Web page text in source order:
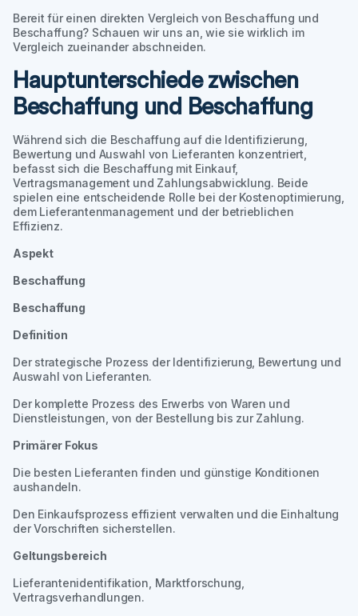
Bereit für einen direkten Vergleich von Beschaffung und
Beschaffung? Schauen wir uns an, wie sie wirklich im
Vergleich zueinander abschneiden.
Hauptunterschiede zwischen
Beschaffung und Beschaffung
Während sich die Beschaffung auf die Identifizierung,
Bewertung und Auswahl von Lieferanten konzentriert,
befasst sich die Beschaffung mit Einkauf,
Vertragsmanagement und Zahlungsabwicklung. Beide
spielen eine entscheidende Rolle bei der Kostenoptimierung,
dem Lieferantenmanagement und der betrieblichen
Effizienz.
Aspekt
Beschaffung
Beschaffung
Definition
Der strategische Prozess der Identifizierung, Bewertung und
Auswahl von Lieferanten.
Der komplette Prozess des Erwerbs von Waren und
Dienstleistungen, von der Bestellung bis zur Zahlung.
Primärer Fokus
Die besten Lieferanten finden und günstige Konditionen
aushandeln.
Den Einkaufsprozess effizient verwalten und die Einhaltung
der Vorschriften sicherstellen.
Geltungsbereich
Lieferantenidentifikation, Marktforschung,
Vertragsverhandlungen.